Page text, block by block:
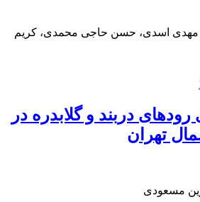
مهدی اسدی، حسن حاجی محمدی، کریم
دربند و گلابدره در
تهران
مسعودی